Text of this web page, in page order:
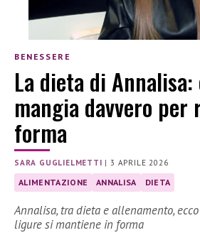
BENESSERE
La dieta di Annalisa:
mangia davvero per
forma
SARA GUGLIELMETTI |3 APRILE 2026
ALIMENTAZIONE ANNALISA DIETA
Annalisa, tra dieta e allenamento,
ligure si mantiene in forma